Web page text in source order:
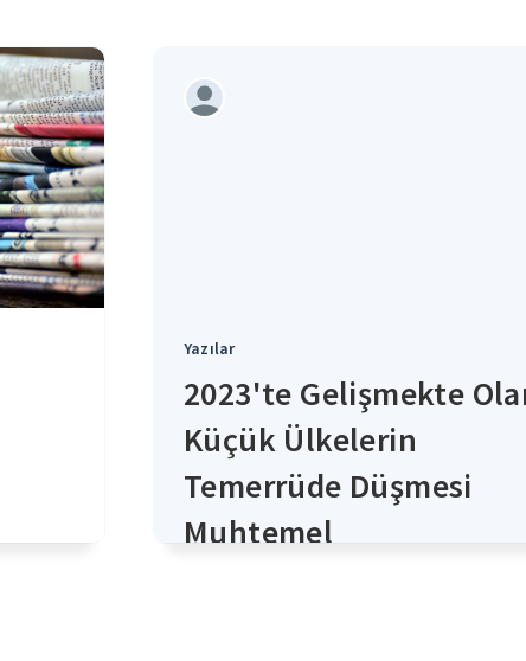
Yazılar
2023'te Gelişmekte
Küçük Ülkelerin
Temerrüde Düşmesi
Muhtemel